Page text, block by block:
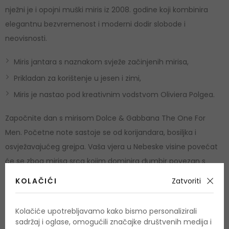
nježni je i opojni muški miris iz 2008. godine koji kombinira
elegantnu bezvremenost i moderni dodir slobode i
neovisnosti.
Miris jantara s naznakom svježe začinjenih mirisa,
Prikladan za korištenje u jesen i zimi,
Miris je nastao pod kreativnim vodstvom Oliviera Polgea.
Započnite dan s mirisom Dolce & Gabbana The One For
Men. Početne note sastoje se od korijandara, bosiljka i
osvježavajućeg grejpa. Vaša vjera u Nebeske visine povećat
će se zbog mirisa srca kojim dominira đumbir povezan s
kardamomom i cvijetom naranče. Veoma luksuzan
Upotreba
KOLAČIĆI Zatvoriti
Kolačiće upotrebljavamo kako bismo personalizirali
sadržaj i oglase, omogućili značajke društvenih medija i